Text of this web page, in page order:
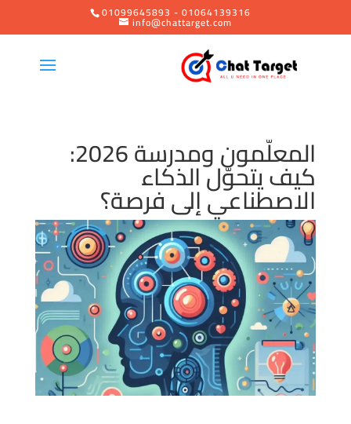
01099645893 - 01064139316
info@chattarget.com
المعلّمون ومدرسة 2026:
كيف يتحوّل الذكاء
الاصطناعي إلى فرصة؟